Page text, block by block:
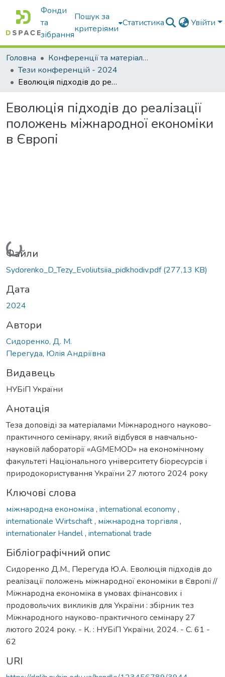
Фонди
та
зібрання
Пошук за
критеріями
Статистика Увійти
Головна
Конференції та матеріали конференцій
Тези конференцій - 2024
Еволюція підходів до реалізації положень міжнародної економіки в Європі
Еволюція підходів до реалізації
положень міжнародної економіки
в Європі
Вантажиться...
Файли
Sydorenko_D_Tezy_Evoliutsiia_pidkhodiv.pdf(277,13 KB)
Дата
2024
Автори
Сидоренко, Д. М.
Перегуда, Юлія Андріївна
Видавець
НУБіП України
Анотація
Теза доповіді за матеріалами Міжнародного науково-
практичного семінару, який відбувся в навчально-
науковій лабораторії «AGMEMOD» на економічному
факультеті Національного університету біоресурсів і
природокористування України 27 лютого 2024 року
Ключові слова
міжнародна економіка , international economy,
internationale Wirtschaft, міжнародна торгівля ,
internationaler Handel, international trade
Бібліографічний опис
Сидоренко Д.М., Перегуда Ю.А. Еволюція підходів до
реалізації положень міжнародної економіки в Європі //
Міжнародна економіка в умовах фінансових і
продовольчих викликів для України : збірник тез
Міжнародного науково-практичного семінару 27
лютого 2024 року. - К. : НУБіП України, 2024. - С. 61 -
62
URI